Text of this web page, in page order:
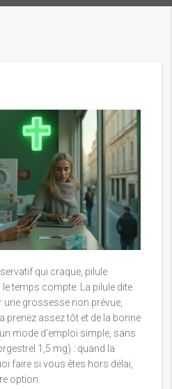
qui craque, pilule
temps compte. La pilule dite
une grossesse non prévue,
prenez assez tôt et de la bonne
mode d’emploi simple, sans
1,5 mg) : quand la
faire si vous êtes hors délai,
option.